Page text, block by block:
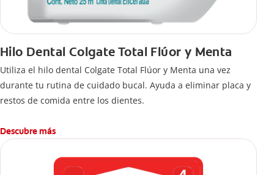
Hilo Dental Colgate Total Flúor y Menta
Utiliza el hilo dental Colgate Total Flúor y Menta una vez
durante tu rutina de cuidado bucal. Ayuda a eliminar placa y
restos de comida entre los dientes.
Descubre más